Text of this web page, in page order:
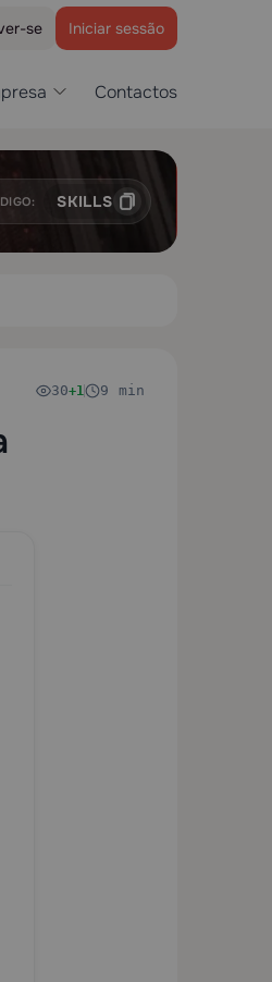
se Iniciar sessão
Contactos
SKILLS
30+1 9 min